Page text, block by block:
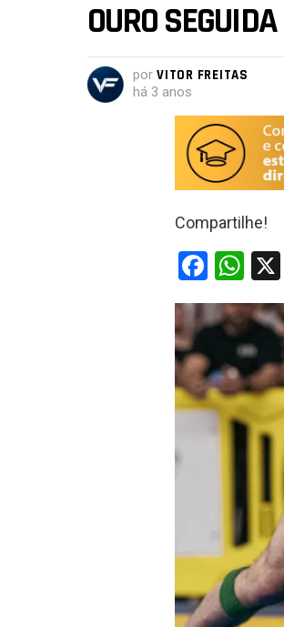
OURO
por VITOR FREITAS
há 3 anos
Compartilhe!
F
a
ce
b
o
o
k
W
h
at
s
A
p
p